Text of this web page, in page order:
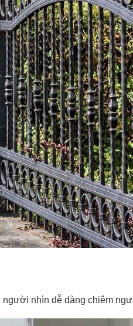
nhìn dễ dàng chiêm